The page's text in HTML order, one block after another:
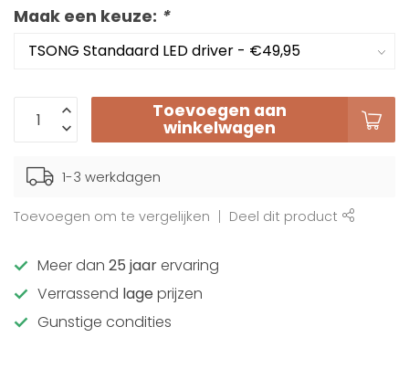
Maak een keuze: *
Toevoegen aan
winkelwagen
1-3 werkdagen
Toevoegen om te vergelijken Deel dit product
Meer dan 25 jaarervaring
Verrassend lage prijzen
Gunstige condities